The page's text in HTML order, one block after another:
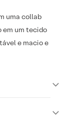
uma collab
em um tecido
e macio e